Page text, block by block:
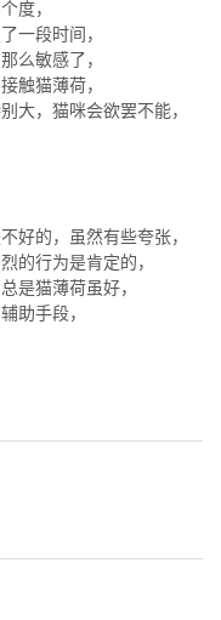
度，
一段时间，
么敏感了，
触猫薄荷，
大，猫咪会欲罢不能，
好的，虽然有些夸张，
的行为是肯定的，
是猫薄荷虽好，
助手段，